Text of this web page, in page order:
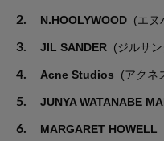
2. N.HOOLYWOOD (エヌ
3. JIL SANDER (ジルサ
4. Acne Studios (アクネ
5. JUNYA WATANABE
6. MARGARET HOWELL